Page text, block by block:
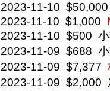
2023-11-10 $50,000
2023-11-10 $1,000
2023-11-10 $500
2023-11-09 $688
2023-11-09 $7,377
2023-11-09 $2,000